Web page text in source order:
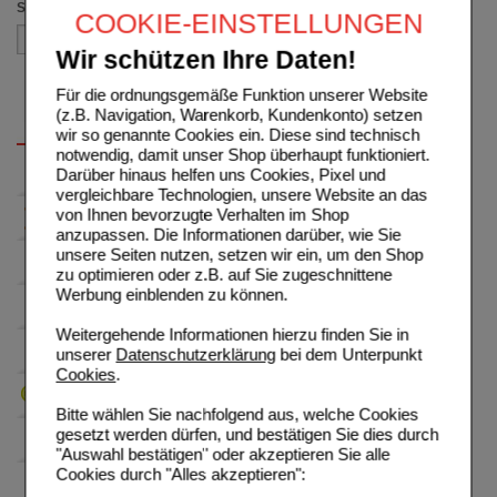
COOKIE-EINSTELLUNGEN
Wir schützen Ihre Daten!
Für die ordnungsgemäße Funktion unserer Website
(z.B. Navigation, Warenkorb, Kundenkonto) setzen
wir so genannte Cookies ein. Diese sind technisch
notwendig, damit unser Shop überhaupt funktioniert.
Darüber hinaus helfen uns Cookies, Pixel und
vergleichbare Technologien, unsere Website an das
von Ihnen bevorzugte Verhalten im Shop
anzupassen. Die Informationen darüber, wie Sie
unsere Seiten nutzen, setzen wir ein, um den Shop
zu optimieren oder z.B. auf Sie zugeschnittene
Werbung einblenden zu können.
Weitergehende Informationen hierzu finden Sie in
unserer Datenschutzerklärungbei dem Unterpunkt
Cookies.
Bitte wählen Sie nachfolgend aus, welche Cookies
gesetzt werden dürfen, und bestätigen Sie dies durch
"Auswahl bestätigen" oder akzeptieren Sie alle
Cookies durch "Alles akzeptieren":
Sortieren nach